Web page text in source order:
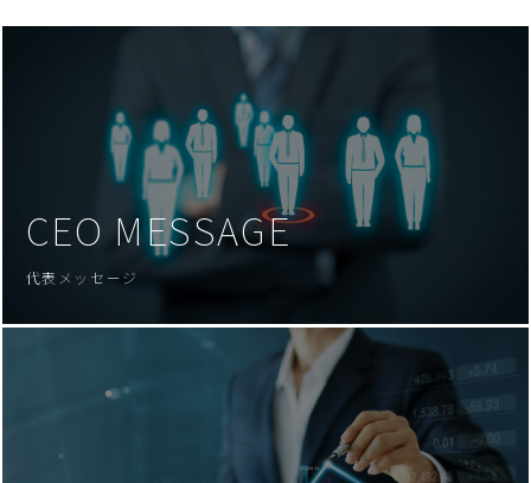
CEO MESSAGE
代表メッセージ